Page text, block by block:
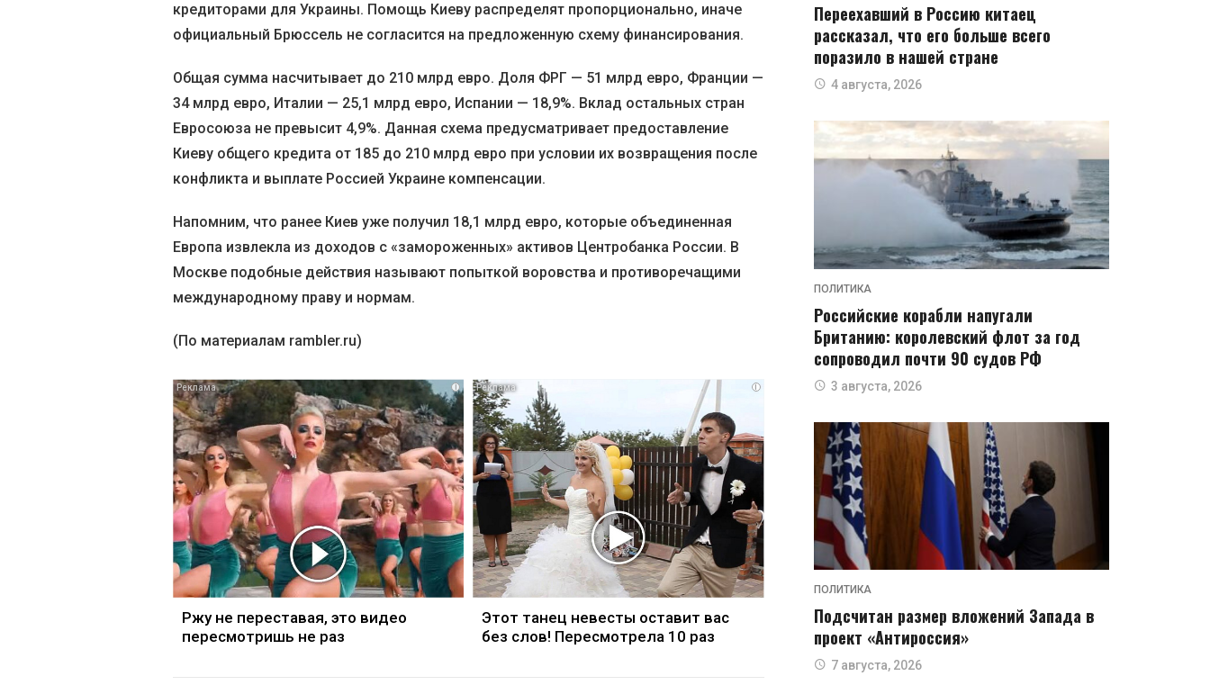
кредиторами для Украины. Помощь Киеву распределят пропорционально, иначе
официальный Брюссель не согласится на предложенную схему финансирования.
Общая сумма насчитывает до 210 млрд евро. Доля ФРГ — 51 млрд евро, Франции —
34 млрд евро, Италии — 25,1 млрд евро, Испании — 18,9%. Вклад остальных стран
Евросоюза не превысит 4,9%. Данная схема предусматривает предоставление
Киеву общего кредита от 185 до 210 млрд евро при условии их возвращения после
конфликта и выплате Россией Украине компенсации.
Напомним, что ранее Киев уже получил 18,1 млрд евро, которые объединенная
Европа извлекла из доходов с «замороженных» активов Центробанка России. В
Москве подобные действия называют попыткой воровства и противоречащими
международному праву и нормам.
(По материалам rambler.ru)
i
Ржу не переставая, это видео
пересмотришь не раз
i
Этот танец невесты оставит вас
без слов! Пересмотрела 10 раз
Переехавший в Россию китаец
рассказал, что его больше всего
поразило в нашей стране
4 августа, 2026
ПОЛИТИКА
Российские корабли напугали
Британию: королевский флот за год
сопроводил почти 90 судов РФ
3 августа, 2026
ПОЛИТИКА
Подсчитан размер вложений Запада в
проект «Антироссия»
7 августа, 2026